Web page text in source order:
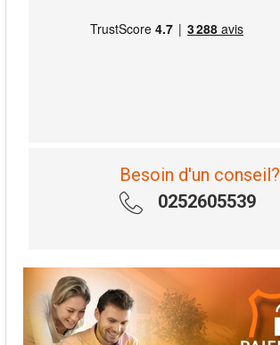
Besoin d'un conseil?
0252605539